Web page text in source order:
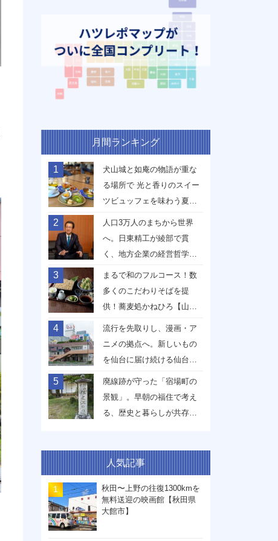
月間ランキング
1
犬山城と如庵の物語が重な
る場所で 光と香りのスイー
ツビュッフェを味わう夏
2
人口3万人のまちから世界
へ。日東精工が綾部で貫
く、地方企業の経営哲学
【京都府綾部市】
3
まるで和のフルコース！数
多くのこだわりそばを提
供！蕎麦処かねひろ【山形
県山形市】
4
流行を先取りし、漫画・ア
ニメの拠点へ。新しいもの
を仙台に届け続ける仙台駅
前イービーンズ【宮城県仙
台市】
5
廃線跡が守った「宿場町の
景観」。早朝の福住で考え
る、歴史と暮らしが共存す
人気記事
秋田〜上野の往復1300kmを
無料送迎の映画館【秋田県
大館市】